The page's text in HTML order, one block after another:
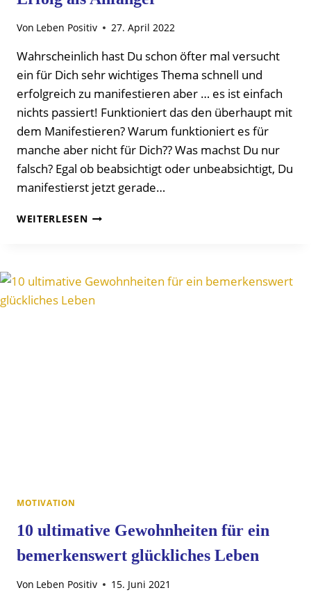
Von Leben Positiv 27. April 2022
Wahrscheinlich hast Du schon öfter mal versucht
ein für Dich sehr wichtiges Thema schnell und
erfolgreich zu manifestieren aber … es ist einfach
nichts passiert! Funktioniert das den überhaupt mit
dem Manifestieren? Warum funktioniert es für
manche aber nicht für Dich?? Was machst Du nur
falsch? Egal ob beabsichtigt oder unbeabsichtigt, Du
manifestierst jetzt gerade…
WEITERLESENMANIFESTIEREN:
DEINEN
ERFOLG
ALS
MOTIVATION
10 ultimative Gewohnheiten für ein
bemerkenswert glückliches Leben
Von Leben Positiv 15. Juni 2021